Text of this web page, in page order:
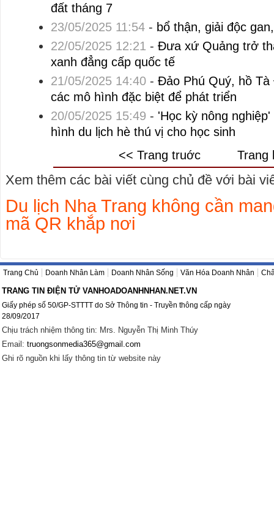
đất tháng 7
23/05/2025 11:54- bổ thận, giải độc
22/05/2025 12:21 - Đưa xứ Quảng trở
xanh đẳng cấp quốc tế
21/05/2025 14:40- Đảo Phú Quý, hồ
các mô hình đặc biệt để phát triển
20/05/2025 15:49 - 'Học kỳ nông
hình du lịch hè thú vị cho học sinh
<< Trang truớc
Trang
Xem thêm các bài viết cùng chủ đề với bài
Du lịch Nha Trang không cần
mã QR khắp nơi
Trang Chủ Doanh Nhân Làm Doanh Nhân Sống Văn Hóa Doanh Nhân
TRANG TIN ĐIỆN TỬ VANHOADOANHNHAN.NET.VN
Giấy phép số 50/GP-STTTT do Sở Thông tin - Truyền thông cấp ngày
28/09/2017
Chịu trách nhiệm thông tin: Mrs. Nguyễn Thị Minh Thúy
Email: truongsonmedia365@gmail.com
Ghi rõ nguồn khi lấy thông tin từ website này